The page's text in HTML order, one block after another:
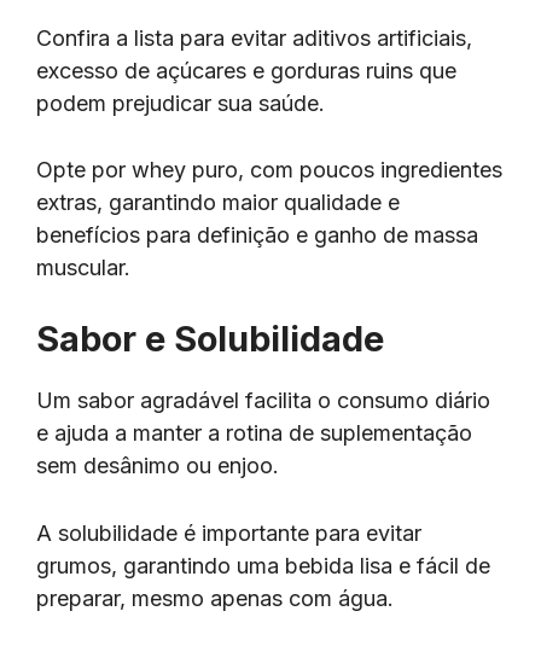
Confira a lista para evitar aditivos artificiais,
excesso de açúcares e gorduras ruins que
podem prejudicar sua saúde.
Opte por whey puro, com poucos ingredientes
extras, garantindo maior qualidade e
benefícios para definição e ganho de massa
muscular.
Sabor e Solubilidade
Um sabor agradável facilita o consumo diário
e ajuda a manter a rotina de suplementação
sem desânimo ou enjoo.
A solubilidade é importante para evitar
grumos, garantindo uma bebida lisa e fácil de
preparar, mesmo apenas com água.